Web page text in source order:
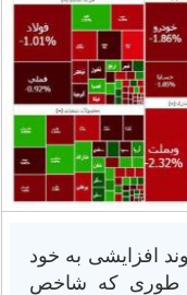
افزایشی به خود
طوری که شاخص